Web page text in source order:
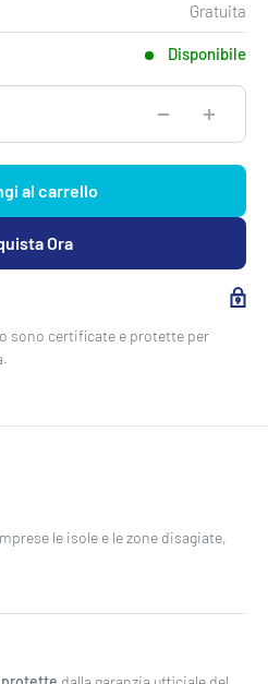
Gratuita
Disponibile
al carrello
Ora
sono certificate e protette per
carta prepagata, di debito o di
che internazionali.
più diffusi e affidabili, tra cui
le isole e le zone disagiate,